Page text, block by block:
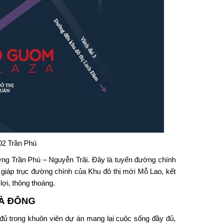
Trần Phú
Trần Phú – Nguyễn Trãi. Đây là tuyến đường chính
trục đường chính của Khu đô thị mới Mỗ Lao, kết
thông thoáng.
ĐÔNG
trong khuôn viên dự án mang lại cuộc sống đầy đủ,